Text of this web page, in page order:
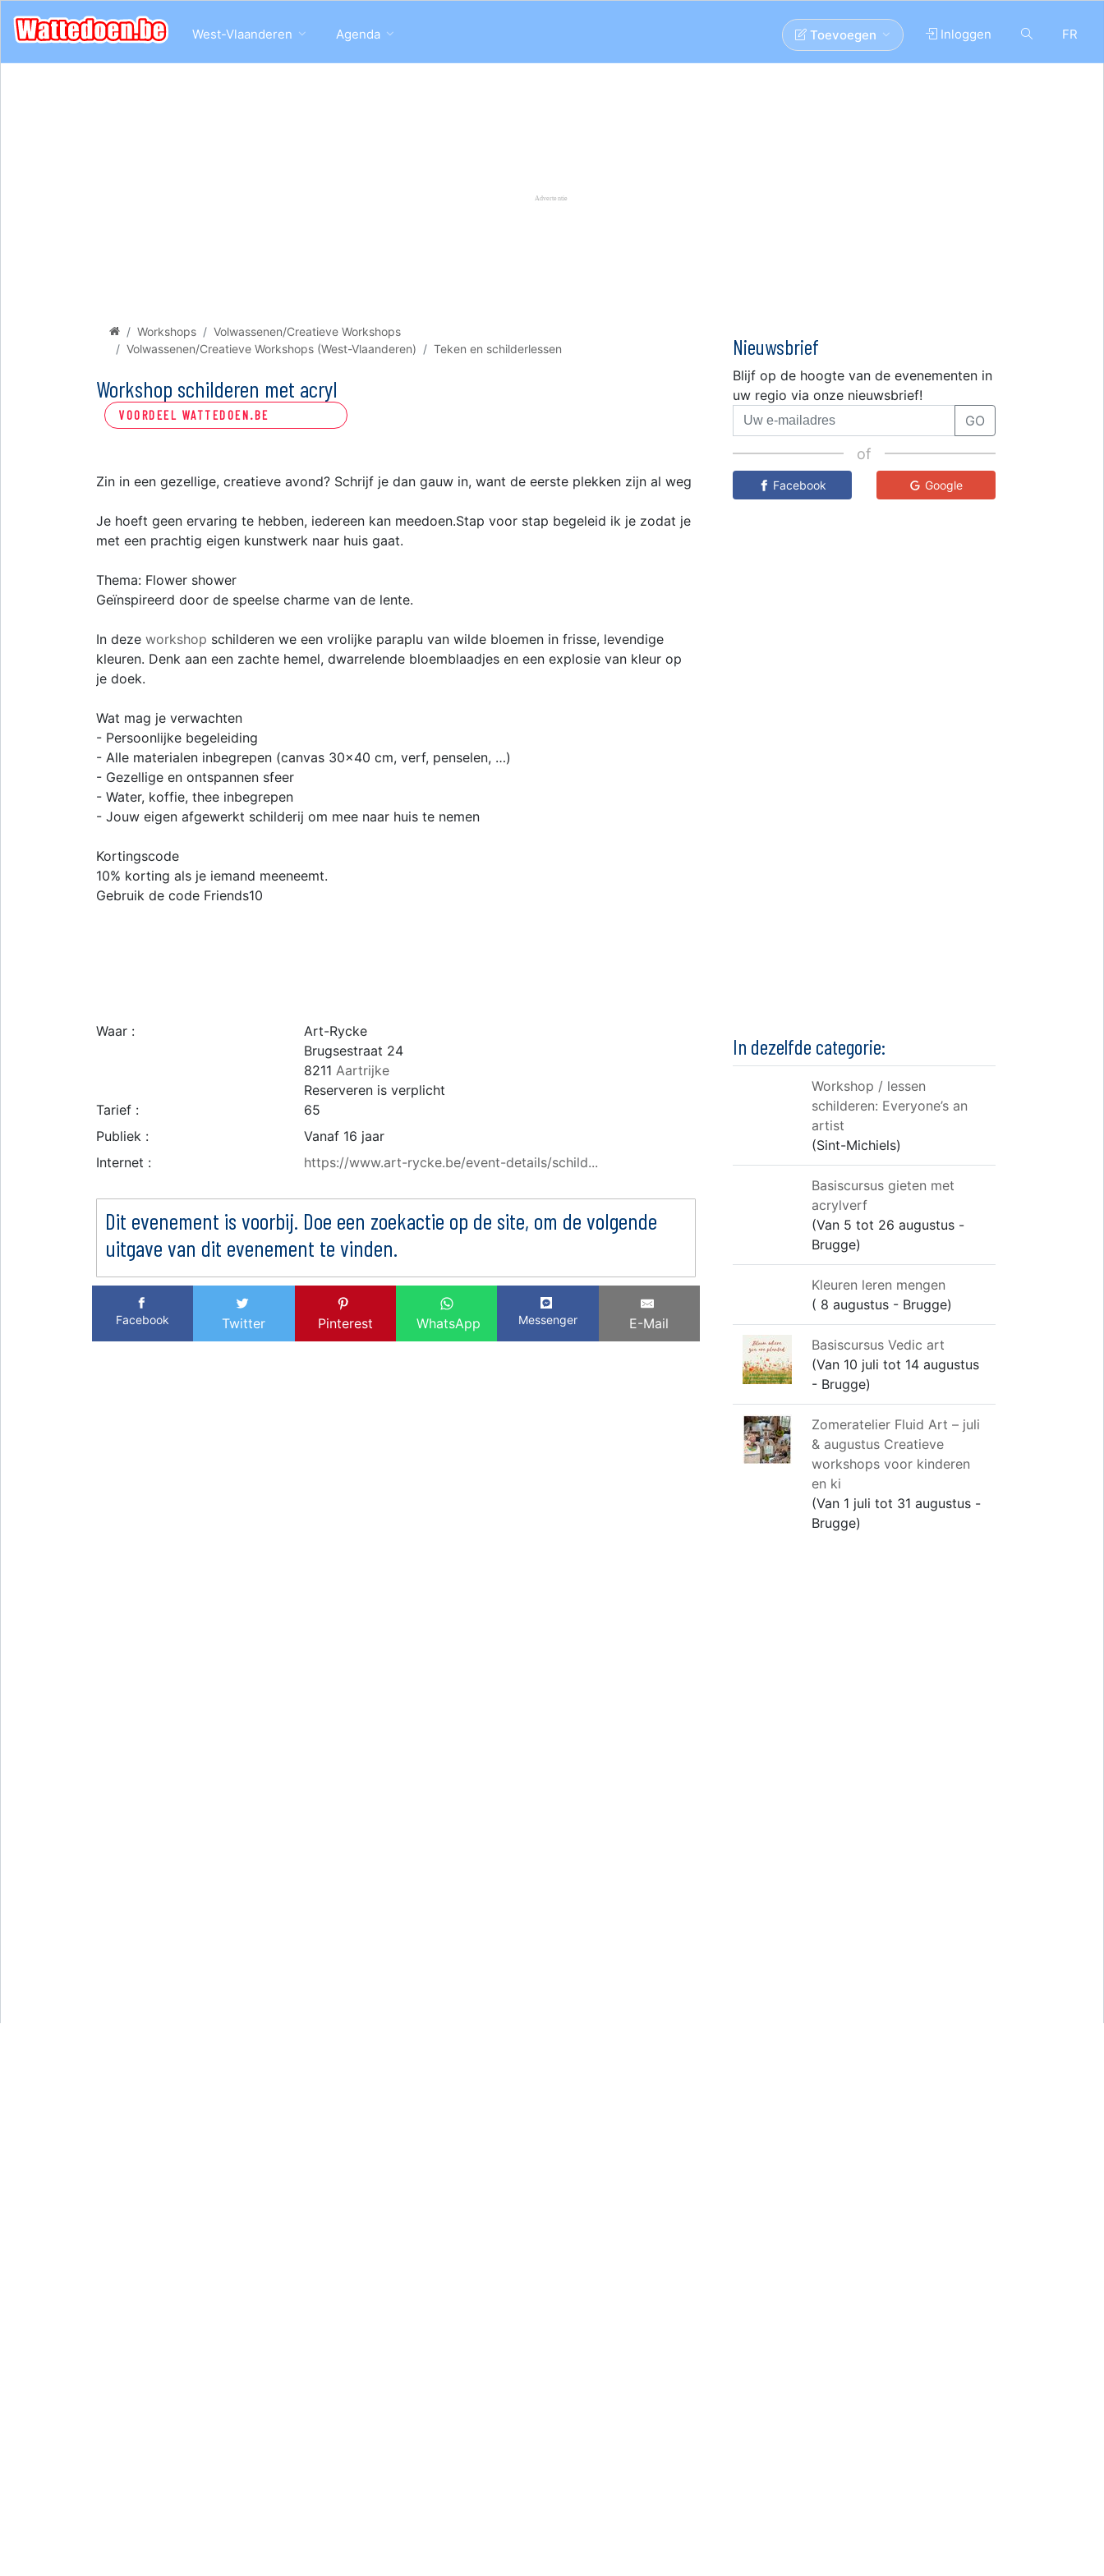
West-Vlaanderen Agenda FR
Inloggen
Toevoegen
Workshops
Volwassenen/Creatieve Workshops
Volwassenen/Creatieve Workshops (West-Vlaanderen)
Teken en schilderlessen
Workshop schilderen met acryl
VOORDEEL WATTEDOEN.BE
Zin in een gezellige, creatieve avond? Schrijf je dan gauw in, want de eerste plekken zijn al weg
Je hoeft geen ervaring te hebben, iedereen kan meedoen.Stap voor stap begeleid ik je zodat je
met een prachtig eigen kunstwerk naar huis gaat.
Thema: Flower shower
Geïnspireerd door de speelse charme van de lente.
In deze workshop schilderen we een vrolijke paraplu van wilde bloemen in frisse, levendige
kleuren. Denk aan een zachte hemel, dwarrelende bloemblaadjes en een explosie van kleur op
je doek.
Wat mag je verwachten
- Persoonlijke begeleiding
- Alle materialen inbegrepen (canvas 30×40 cm, verf, penselen, …)
- Gezellige en ontspannen sfeer
- Water, koffie, thee inbegrepen
- Jouw eigen afgewerkt schilderij om mee naar huis te nemen
Kortingscode
10% korting als je iemand meeneemt.
Gebruik de code Friends10
Waar :
Art-Rycke
Brugsestraat 24
8211 Aartrijke
Reserveren is verplicht
Tarief :
65
Publiek :
Vanaf 16 jaar
Internet :
https://www.art-rycke.be/event-details/schild...
Dit evenement is voorbij. Doe een zoekactie op de site, om de volgende
uitgave van dit evenement te vinden.
Facebook Twitter Pinterest WhatsApp Messenger E-Mail
Nieuwsbrief
Blijf op de hoogte van de evenementen in
uw regio via onze nieuwsbrief!
GO
of
Facebook Google
In dezelfde categorie:
Workshop / lessen
schilderen: Everyone’s an
artist
(Sint-Michiels)
Basiscursus gieten met
acrylverf
(Van 5 tot 26 augustus -
Brugge)
Kleuren leren mengen
( 8 augustus - Brugge)
Basiscursus Vedic art
(Van 10 juli tot 14 augustus
- Brugge)
Zomeratelier Fluid Art – juli
& augustus Creatieve
workshops voor kinderen
en ki
(Van 1 juli tot 31 augustus -
Brugge)